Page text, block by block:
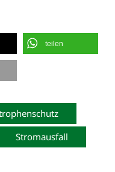
teilen
Stromausfall